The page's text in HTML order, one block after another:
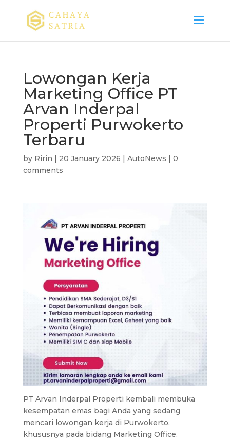
Lowongan Kerja
Marketing Office PT
Arvan Inderpal
Properti Purwokerto
Terbaru
by Ririn | 20 January 2026 | AutoNews | 0
comments
PT Arvan Inderpal Properti kembali membuka
kesempatan emas bagi Anda yang sedang
mencari lowongan kerja di Purwokerto,
khususnya pada bidang Marketing Office.